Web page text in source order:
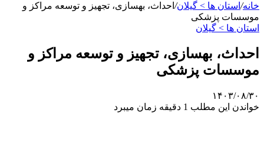
خانه/ استان ها > گیلان/ احداث، بهسازی، تجهیز و توسعه مراکز و
موسسات پزشکی
استان ها > گیلان
احداث، بهسازی، تجهیز و توسعه مراکز و
موسسات پزشکی
۱۴۰۳/۰۸/۳۰
خواندن این مطلب 1 دقیقه زمان میبرد